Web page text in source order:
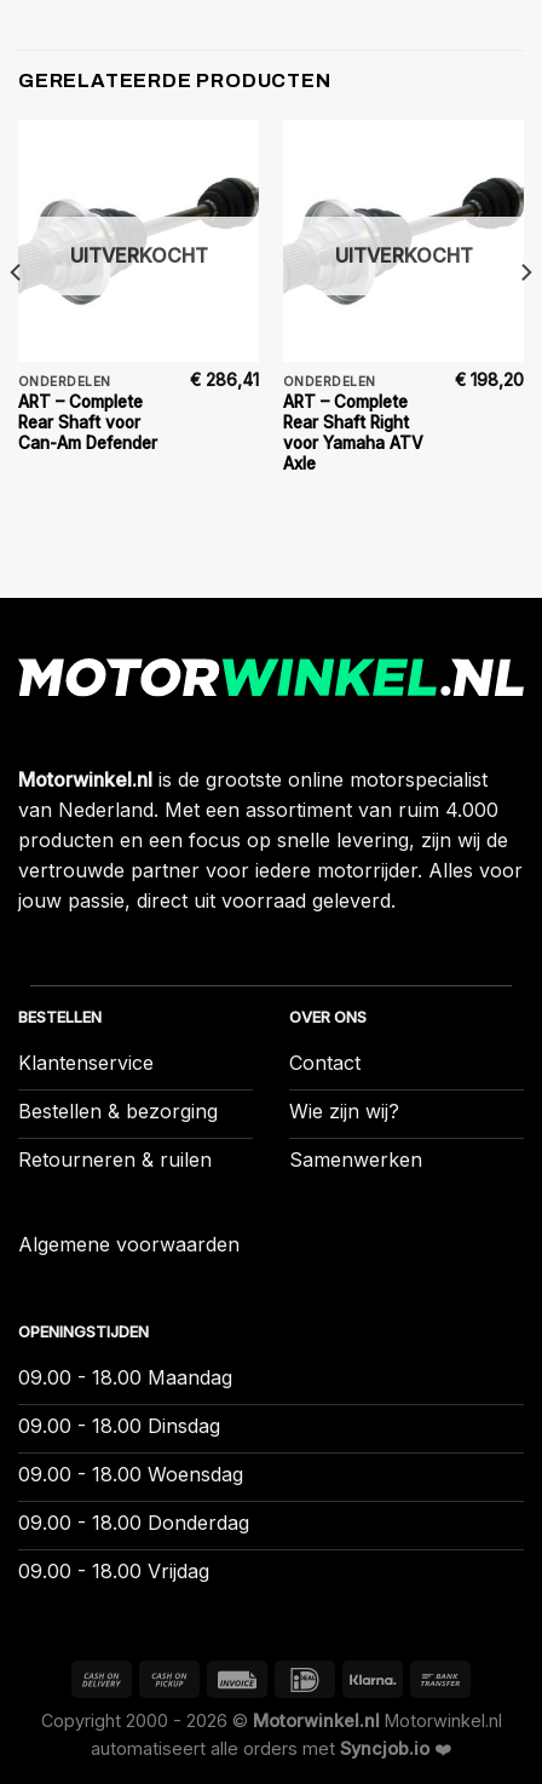
GERELATEERDE PRODUCTEN
UITVERKOCHT
ONDERDELEN
ART – Complete
Rear Shaft voor
Can-Am Defender
€ 286,41
UITVERKOCHT
ONDERDELEN
ART – Complete
Rear Shaft Right
voor Yamaha ATV
Axle
€ 198,20
Motorwinkel.nl is de grootste online motorspecialist
van Nederland. Met een assortiment van ruim 4.000
producten en een focus op snelle levering, zijn wij de
vertrouwde partner voor iedere motorrijder. Alles voor
jouw passie, direct uit voorraad geleverd.
BESTELLEN
Klantenservice
Bestellen & bezorging
Retourneren & ruilen
Algemene voorwaarden
OVER ONS
Contact
Wie zijn wij?
Samenwerken
OPENINGSTIJDEN
09.00 - 18.00 Maandag
09.00 - 18.00 Dinsdag
09.00 - 18.00 Woensdag
09.00 - 18.00 Donderdag
09.00 - 18.00 Vrijdag
Copyright 2000 - 2026 © Motorwinkel.nl Motorwinkel.nl
automatiseert alle orders met Syncjob.io ❤️